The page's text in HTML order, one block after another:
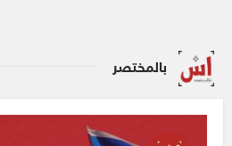
بالمختصر